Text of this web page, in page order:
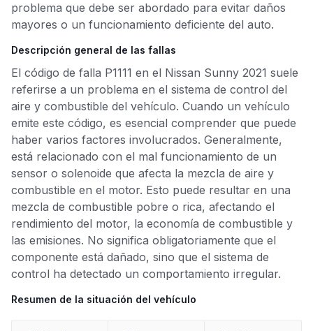
problema que debe ser abordado para evitar daños
mayores o un funcionamiento deficiente del auto.
Descripción general de las fallas
El código de falla P1111 en el Nissan Sunny 2021 suele
referirse a un problema en el sistema de control del
aire y combustible del vehículo. Cuando un vehículo
emite este código, es esencial comprender que puede
haber varios factores involucrados. Generalmente,
está relacionado con el mal funcionamiento de un
sensor o solenoide que afecta la mezcla de aire y
combustible en el motor. Esto puede resultar en una
mezcla de combustible pobre o rica, afectando el
rendimiento del motor, la economía de combustible y
las emisiones. No significa obligatoriamente que el
componente está dañado, sino que el sistema de
control ha detectado un comportamiento irregular.
Resumen de la situación del vehículo